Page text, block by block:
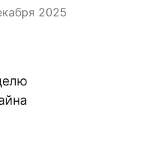
2025